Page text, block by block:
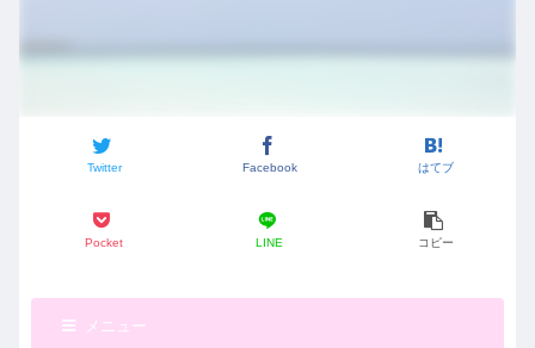
Twitter Facebook はてブ
Pocket LINE コピー
メニュー